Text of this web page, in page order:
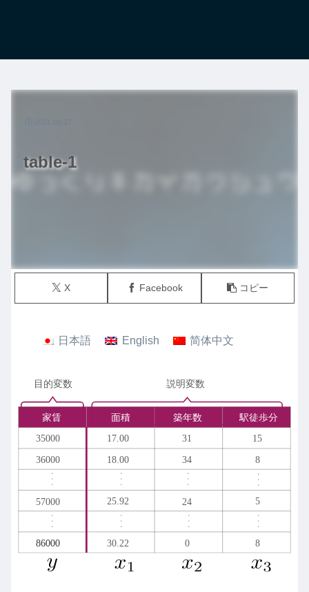
table-1
X Facebook コピー
日本語 English 简体中文